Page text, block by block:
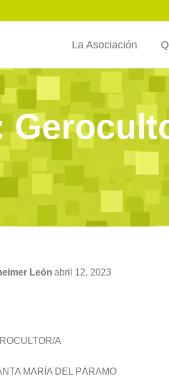
La Asociación
León abril 12, 2023
A
MARÍA DEL PÁRAMO